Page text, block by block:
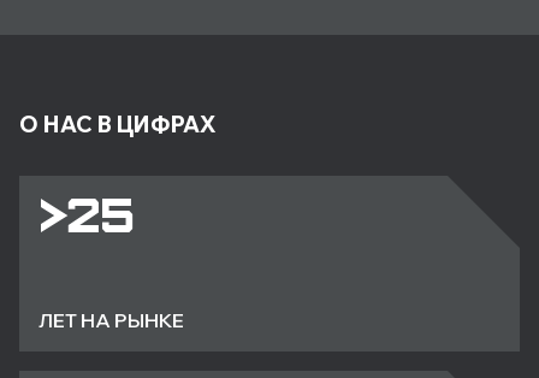
О НАС В ЦИФРАХ
>25
ЛЕТ НА РЫНКЕ